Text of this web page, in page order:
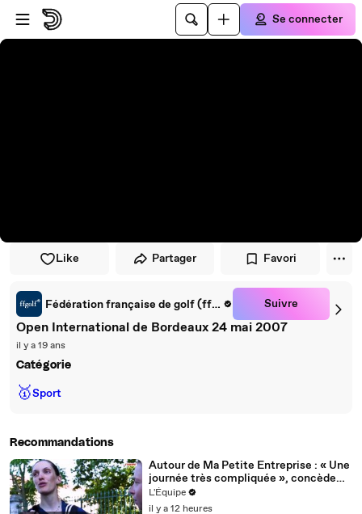
Passer au player
Passer au contenu principal
Se connecter
Like Partager Favori
Fédération française de golf (ffgolf) Suivre
Open International de Bordeaux 24 mai 2007
il y a 19 ans
Catégorie
🥇Sport
Recommandations
Autour de Ma Petite Entreprise : « Une
journée très compliquée », concède
Océane Mahé après la 6e étape - Tour
de France femmes avec Zwift - Autour
L'Équipe
il y a 12 heures